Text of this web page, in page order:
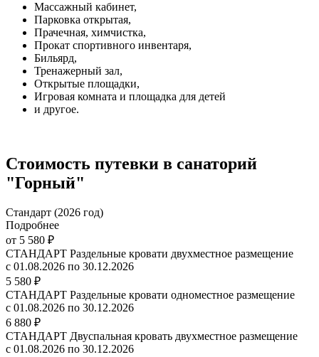
Массажный кабинет,
Парковка открытая,
Прачечная, химчистка,
Прокат спортивного инвентаря,
Бильярд,
Тренажерный зал,
Открытые площадки,
Игровая комната и площадка для детей
и другое.
Стоимость путевки в санаторий
"Горный"
Стандарт (2026 год)
Подробнее
от 5 580 ₽
СТАНДАРТ Раздельные кровати двухместное размещение
с 01.08.2026 по 30.12.2026
5 580 ₽
СТАНДАРТ Раздельные кровати одноместное размещение
с 01.08.2026 по 30.12.2026
6 880 ₽
СТАНДАРТ Двуспальная кровать двухместное размещение
с 01.08.2026 по 30.12.2026